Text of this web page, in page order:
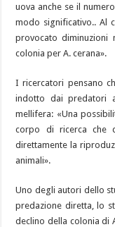
uova anche se il
modo significativo.. Al
provocato diminuzioni
colonia per A. cerana».
I ricercatori pensano
indotto dai predatori
mellifera: «Una
corpo di ricerca che
direttamente la
animali».
Uno degli autori dello
predazione diretta, lo
declino della colonia di